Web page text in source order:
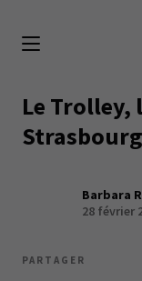
Le Trolley,
Barbara
28 février
PARTAGER